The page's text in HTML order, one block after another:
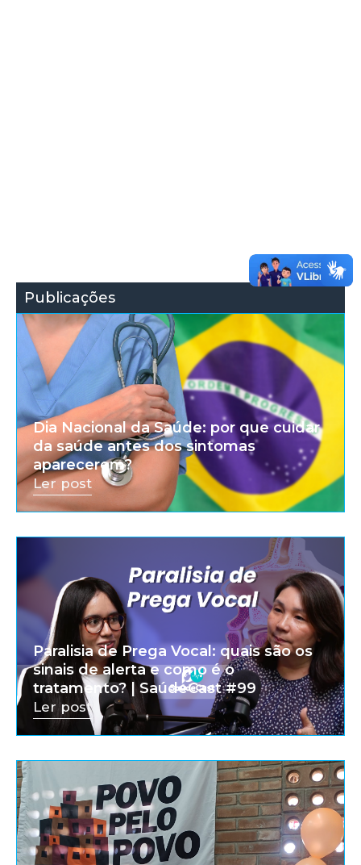
Publicações
Dia Nacional da Saúde: por que cuidar
da saúde antes dos sintomas
aparecerem?
Ler post
Paralisia de Prega Vocal: quais são os
sinais de alerta e como é o
tratamento? | SaúdeCast #99
Ler post